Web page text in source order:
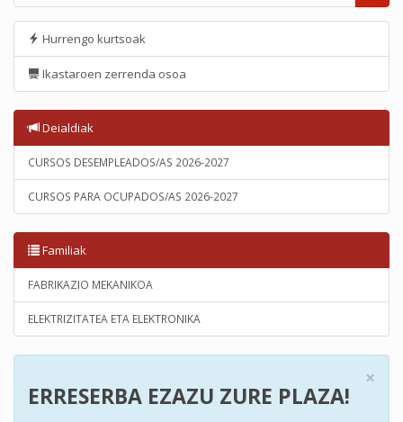
Hurrengo kurtsoak
Ikastaroen zerrenda osoa
Deialdiak
CURSOS DESEMPLEADOS/AS 2026-2027
CURSOS PARA OCUPADOS/AS 2026-2027
Familiak
FABRIKAZIO MEKANIKOA
ELEKTRIZITATEA ETA ELEKTRONIKA
×
ERRESERBA EZAZU ZURE PLAZA!